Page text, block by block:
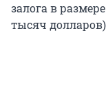
залога в
тысяч